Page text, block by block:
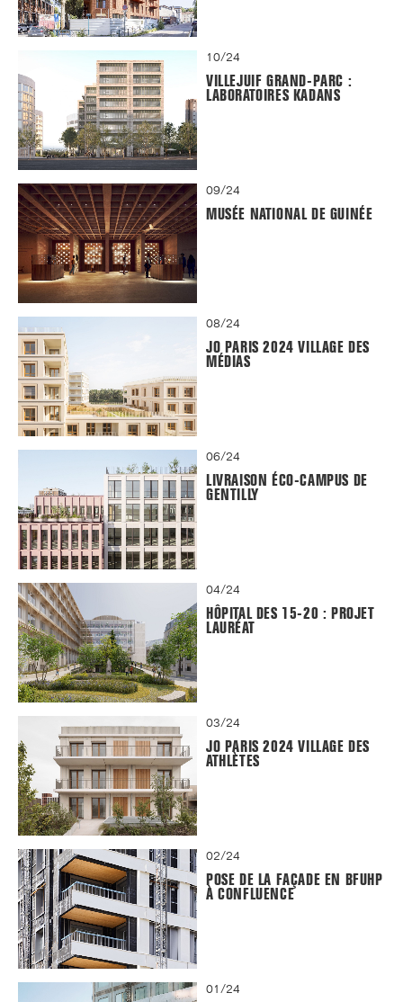
10/24
VILLEJUIF GRAND-PARC :
LABORATOIRES KADANS
09/24
MUSÉE NATIONAL DE GUINÉE
08/24
JO PARIS 2024 VILLAGE DES
MÉDIAS
06/24
LIVRAISON ÉCO-CAMPUS DE
GENTILLY
04/24
HÔPITAL DES 15-20 : PROJET
LAURÉAT
03/24
JO PARIS 2024 VILLAGE DES
ATHLÈTES
02/24
POSE DE LA FAÇADE EN BFUHP
À CONFLUENCE
01/24